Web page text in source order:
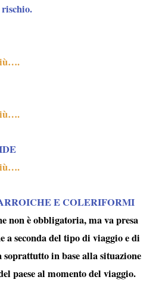
rischio.
E COLERIFORMI
non è obbligatoria, ma va presa
a seconda del tipo di viaggio e di
soprattutto in base alla situazione
paese al momento del viaggio.